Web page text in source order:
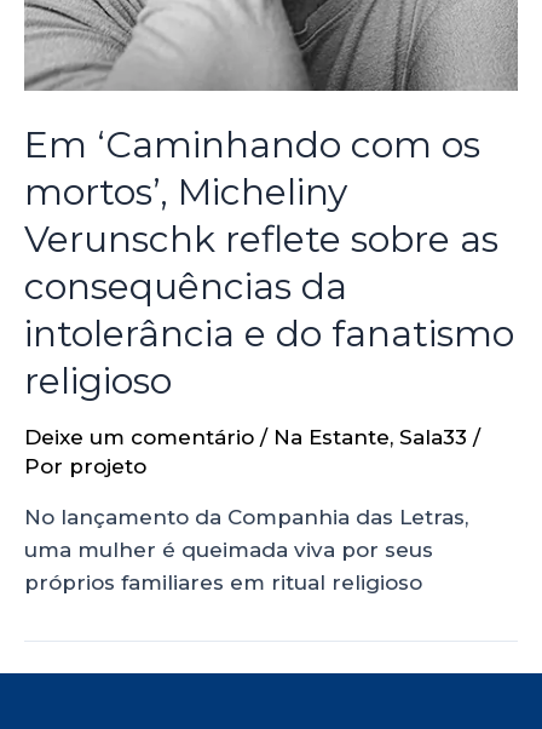
Em ‘Caminhando com os
mortos’, Micheliny
Verunschk reflete sobre as
consequências da
intolerância e do fanatismo
religioso
Deixe um comentário / Na Estante, Sala33 /
Por projeto
No lançamento da Companhia das Letras,
uma mulher é queimada viva por seus
próprios familiares em ritual religioso